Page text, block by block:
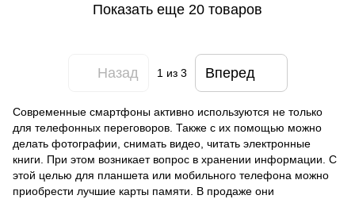
Показать еще 20 товаров
Назад 1из 3 Вперед
Современные смартфоны активно используются не только
для телефонных переговоров. Также с их помощью можно
делать фотографии, снимать видео, читать электронные
книги. При этом возникает вопрос в хранении информации. С
этой целью для планшета или мобильного телефона можно
приобрести лучшие карты памяти. В продаже они